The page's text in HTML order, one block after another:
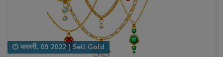
फरवरी, 09 2022 | Sell Gold